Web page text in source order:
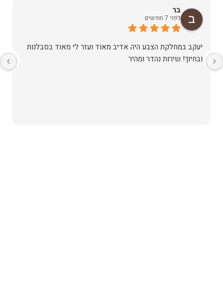
בר
לפני 7 חודשים
יעקב במחלקת הצבע היה אדיב מאוד ועזר לי מאוד בסבלנות
ובחיוך! שירות נהדר ומהיר